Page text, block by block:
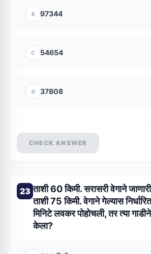
B 97344
C 54654
D 37808
CHECK ANSWER
23 ताशी 60 किमी. सरासरी वेगाने
ताशी 75 किमी. वेगाने गेल्यास
मिनिटे लवकर पोहोचली, तर त्या
केला?